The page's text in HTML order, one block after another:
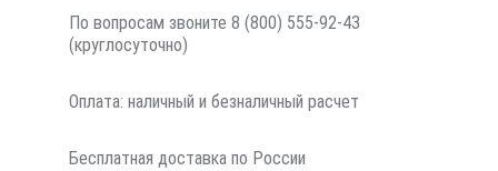
По вопросам звоните 8 (800) 555-92-43
(круглосуточно)
Оплата: наличный и безналичный расчет
Бесплатная доставка по России